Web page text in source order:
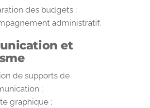
des budgets ;
administratif.
et
de supports de
;
graphique ;